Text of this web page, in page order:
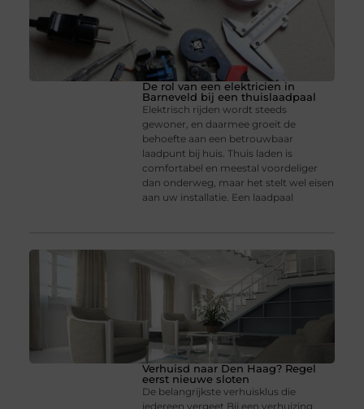
De rol van een elektricien in
Barneveld bij een thuislaadpaal
Elektrisch rijden wordt steeds
gewoner, en daarmee groeit de
behoefte aan een betrouwbaar
laadpunt bij huis. Thuis laden is
comfortabel en meestal voordeliger
dan onderweg, maar het stelt wel eisen
aan uw installatie. Een laadpaal
Verhuisd naar Den Haag? Regel
eerst nieuwe sloten
De belangrijkste verhuisklus die
iedereen vergeet Bij een verhuizing